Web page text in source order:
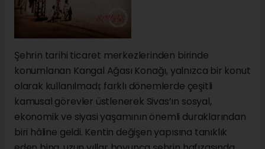
Şehrin tarihi ticaret merkezlerinden birinde
konumlanan Kangal Ağası Konağı, yalnızca bir konut
olarak kullanılmadı; farklı dönemlerde çeşitli
kamusal görevler üstlenerek Sivas’ın sosyal,
ekonomik ve siyasi yaşamının önemli duraklarından
biri hâline geldi. Kentin değişen yapısına tanıklık